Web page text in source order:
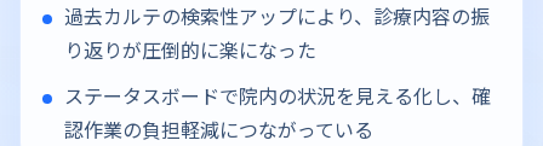
過去カルテの検索性アップにより、診療内容の振
り返りが圧倒的に楽になった
ステータスボードで院内の状況を見える化し、確
認作業の負担軽減につながっている